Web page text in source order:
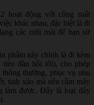
hoạt động với công suất
khác nhau, đặc biệt là đi
các mũi mài để bạn sử
phẩm này chính là đi kèm
đàn hồi tốt), cho phép
thường, phục vụ nhu
tinh xảo mà nếu cầm máy
làm được. Đây là loại dây